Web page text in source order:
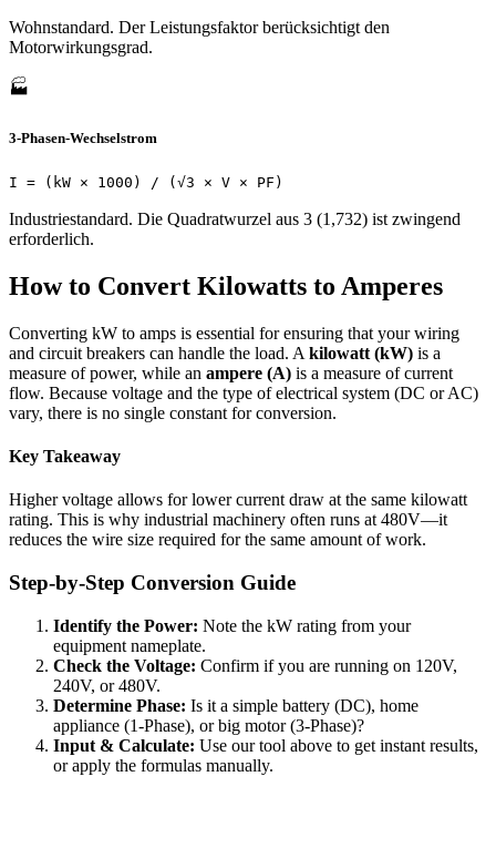
Wohnstandard. Der Leistungsfaktor berücksichtigt den
Motorwirkungsgrad.
🏭
3-Phasen-Wechselstrom
I = (kW × 1000) / (√3 × V × PF)
Industriestandard. Die Quadratwurzel aus 3 (1,732) ist zwingend
erforderlich.
How to Convert Kilowatts to Amperes
Converting kW to amps is essential for ensuring that your wiring
and circuit breakers can handle the load. A kilowatt (kW) is a
measure of power, while an ampere (A) is a measure of current
flow. Because voltage and the type of electrical system (DC or AC)
vary, there is no single constant for conversion.
Key Takeaway
Higher voltage allows for lower current draw at the same kilowatt
rating. This is why industrial machinery often runs at 480V—it
reduces the wire size required for the same amount of work.
Step-by-Step Conversion Guide
Identify the Power: Note the kW rating from your
equipment nameplate.
Check the Voltage: Confirm if you are running on 120V,
240V, or 480V.
Determine Phase: Is it a simple battery (DC), home
appliance (1-Phase), or big motor (3-Phase)?
Input & Calculate: Use our tool above to get instant results,
or apply the formulas manually.